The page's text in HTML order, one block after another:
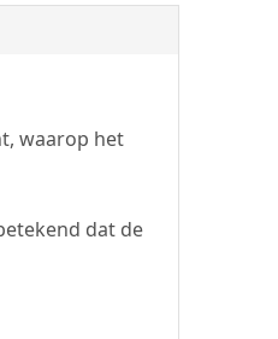
waarop het
dat de